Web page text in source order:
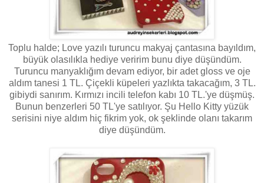
Toplu halde; Love yazılı turuncu makyaj çantasına bayıldım,
büyük olasılıkla hediye veririm bunu diye düşündüm.
Turuncu manyaklığım devam ediyor, bir adet gloss ve oje
aldım tanesi 1 TL. Çiçekli küpeleri yazlıkta takacağım, 3 TL.
gibiydi sanırım. Kırmızı incili telefon kabı 10 TL.'ye düşmüş.
Bunun benzerleri 50 TL'ye satılıyor. Şu Hello Kitty yüzük
serisini niye aldım hiç fikrim yok, ok şeklinde olanı takarım
diye düşündüm.